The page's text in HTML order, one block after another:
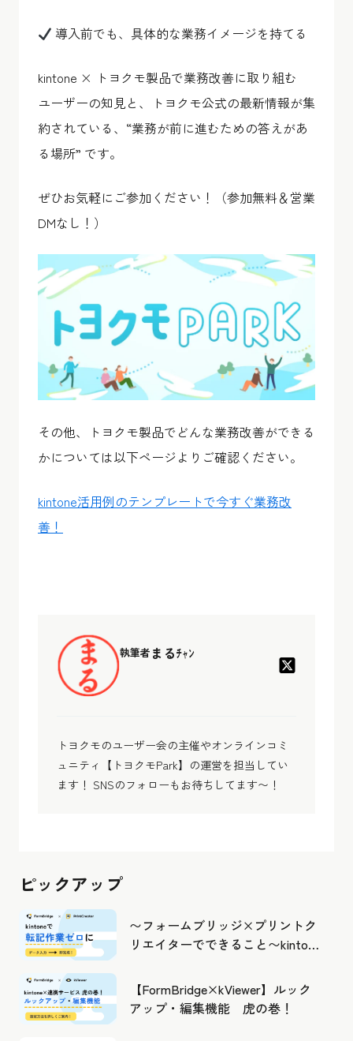
導入前でも、具体的な業務イメージを持てる
kintone × トヨクモ製品で業務改善に取り組む
ユーザーの知見と、トヨクモ公式の最新情報が集
約されている、“業務が前に進むための答えがあ
る場所” です。
ぜひお気軽にご参加ください！（参加無料＆営業
DMなし！）
その他、トヨクモ製品でどんな業務改善ができる
かについては以下ページよりご確認ください。
kintone活用例のテンプレートで今すぐ業務改
善！
執筆者 まるﾁｬﾝ
トヨクモのユーザー会の主催やオンラインコミ
ュニティ【トヨクモPark】の運営を担当してい
ます！ SNSのフォローもお待ちしてます〜！
ピックアップ
〜フォームブリッジ×プリントク
リエイターでできること〜kintone
【FormBridge×kViewer】ルック
アップ・編集機能 虎の巻！